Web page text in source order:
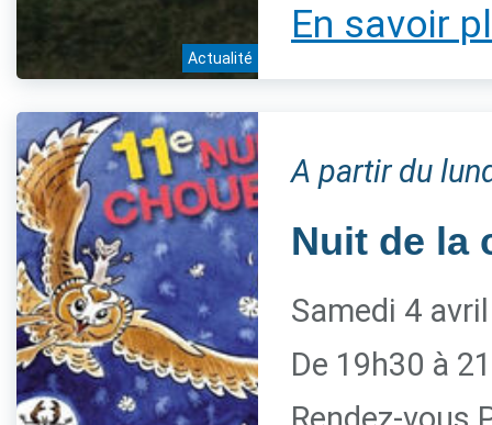
Actualité
En savoir
A partir du
Nuit de la
Samedi 4
De 19h30 à